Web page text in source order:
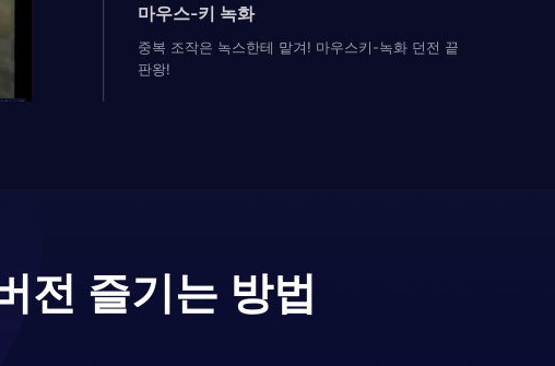
마우스-키 녹화
중복 조작은 녹스한테 맡겨! 마우스키-녹화 던전 끝
판왕!
전 즐기는 방법